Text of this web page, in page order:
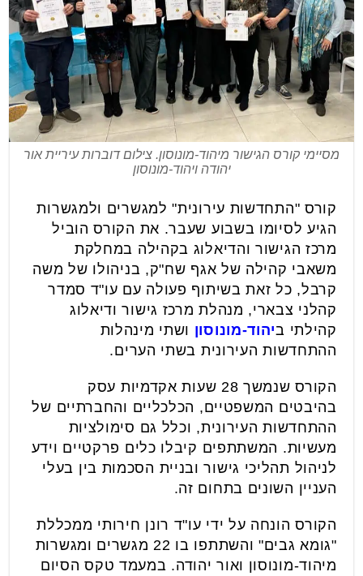
מסיימי קורס הגישור מיהוד-מונוסון. צילום דוברות עיריית אור
יהודה ויהוד-מונוסון
קורס "התחדשות עירונית" למגשרים ולמגשרות
הגיע לסיומו בשבוע שעבר. את הקורס הוביל
מרכז הגישור והדיאלוג בקהילה במחלקת
משאבי קהילה של אגף שח"ק, בניהולו של משה
קרבל, כל זאת בשיתוף פעולה עם עו"ד סמדר
קהלני צבארי, מנהלת מרכז גישור ודיאלוג
קהילתי ביהוד-מונוסון ושתי מינהלות
ההתחדשות העירונית בשתי הערים.
הקורס שנמשך 28 שעות אקדמיות עסק
בהיבטים המשפטיים, הכלכליים והחברתיים של
ההתחדשות העירונית, וכלל גם סימולציות
מעשיות. המשתתפים קיבלו כלים פרקטיים וידע
לניהול תהליכי גישור ובניית הסכמות בין בעלי
העניין השונים בתחום זה.
הקורס הונחה על ידי עו"ד רונן חירותי ממכללת
"גומא גבים" והשתתפו בו 22 מגשרים ומגשרות
מיהוד-מונוסון ואור יהודה. במעמד טקס הסיום